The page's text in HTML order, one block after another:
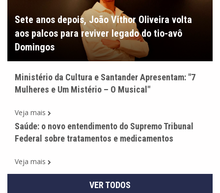
Sete anos depois, João Vithor Oliveira volta
aos palcos para reviver legado do tio-avô
Domingos
Ministério da Cultura e Santander Apresentam: "7
Mulheres e Um Mistério – O Musical"
Veja mais
Saúde: o novo entendimento do Supremo Tribunal
Federal sobre tratamentos e medicamentos
Veja mais
VER TODOS